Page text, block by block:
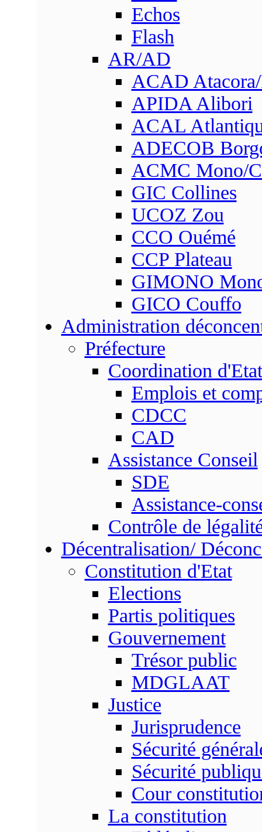
Echos
Flash
AR/AD
ACAD
APIDA Alibori
ACAL
ADECOB
ACMC Mono/
GIC Collines
UCOZ Zou
CCO Ouémé
CCP Plateau
GIMONO
GICO Couffo
Administration
Préfecture
Coordination d'Etat
Emplois et
CDCC
CAD
Assistance Conseil
SDE
Assistance-
Contrôle de
Décentralisation/
Constitution d'Etat
Elections
Partis politiques
Gouvernement
Trésor public
MDGLAAT
Justice
Jurisprudence
Sécurité
Sécurité
Cour
La constitution